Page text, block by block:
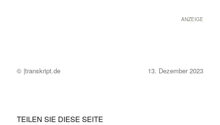
ANZEIGE
© |transkript.de 13. Dezember 2023
TEILEN SIE DIESE SEITE